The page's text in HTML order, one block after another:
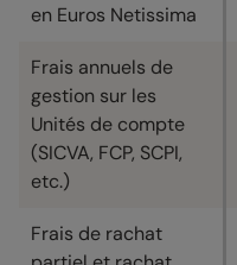
en Euros Netissima
Frais annuels de
gestion sur les
Unités de compte
(SICVA, FCP, SCPI,
etc.)
Frais de rachat